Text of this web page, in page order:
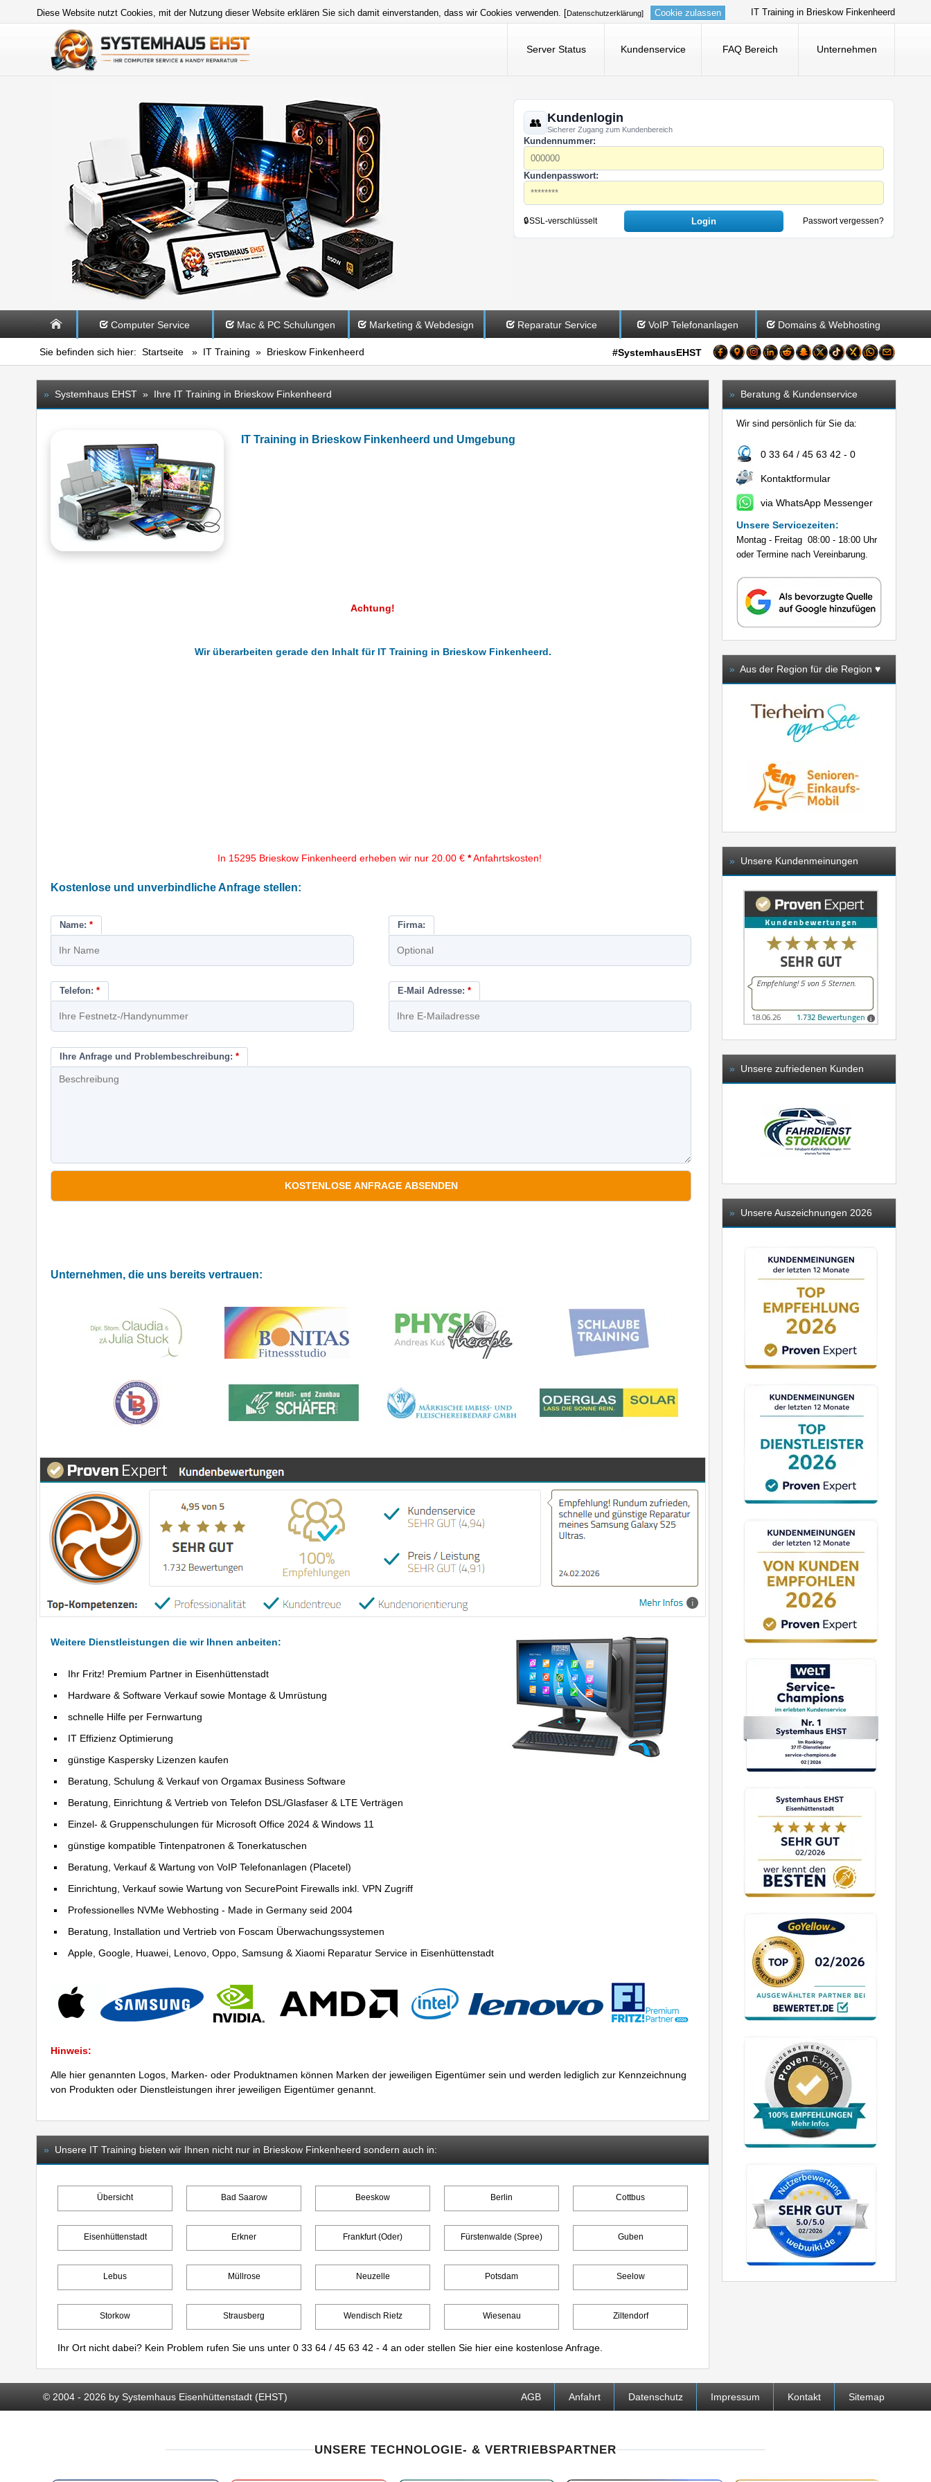
IT Training in Brieskow Finkenheerd
Diese Website nutzt Cookies, mit der Nutzung dieser Website erklären Sie sich damit einverstanden, dass wir Cookies verwenden. [ Datenschutzerklärung] Cookie zulassen
Server Status Kundenservice FAQ Bereich Unternehmen
Kundenlogin
Sicherer Zugang zum Kundenbereich
Kundennummer:
Kundenpasswort:
🔒SSL-verschlüsselt Passwort vergessen?
Computer Service Mac & PC Schulungen Marketing & Webdesign Reparatur Service VoIP Telefonanlagen Domains & Webhosting
Sie befinden sich hier: Startseite » IT Training » Brieskow Finkenheerd #SystemhausEHST
» Systemhaus EHST » Ihre IT Training in Brieskow Finkenheerd
IT Training in Brieskow Finkenheerd und Umgebung
Achtung!
Wir überarbeiten gerade den Inhalt für IT Training in Brieskow Finkenheerd.
In 15295 Brieskow Finkenheerd erheben wir nur 20.00 € *Anfahrtskosten!
Kostenlose und unverbindliche Anfrage stellen:
Name: * Firma:
Telefon: * E-Mail Adresse: *
Ihre Anfrage und Problembeschreibung: *
Unternehmen, die uns bereits vertrauen:
Weitere Dienstleistungen die wir Ihnen anbeiten:
Ihr Fritz! Premium Partner in Eisenhüttenstadt
Hardware & Software Verkauf sowie Montage & Umrüstung
schnelle Hilfe per Fernwartung
IT Effizienz Optimierung
günstige Kaspersky Lizenzen kaufen
Beratung, Schulung & Verkauf von Orgamax Business Software
Beratung, Einrichtung & Vertrieb von Telefon DSL/Glasfaser & LTE Verträgen
Einzel- & Gruppenschulungen für Microsoft Office 2024 & Windows 11
günstige kompatible Tintenpatronen & Tonerkatuschen
Beratung, Verkauf & Wartung von VoIP Telefonanlagen (Placetel)
Einrichtung, Verkauf sowie Wartung von SecurePoint Firewalls inkl. VPN Zugriff
Professionelles NVMe Webhosting - Made in Germany seid 2004
Beratung, Installation und Vertrieb von Foscam Überwachungssystemen
Apple, Google, Huawei, Lenovo, Oppo, Samsung & Xiaomi Reparatur Service in Eisenhüttenstadt
Hinweis:
Alle hier genannten Logos, Marken- oder Produktnamen können Marken der jeweiligen Eigentümer sein und werden lediglich zur Kennzeichnung
von Produkten oder Dienstleistungen ihrer jeweiligen Eigentümer genannt.
» Unsere IT Training bieten wir Ihnen nicht nur in Brieskow Finkenheerd sondern auch in:
Übersicht Bad Saarow Beeskow Berlin Cottbus
Eisenhüttenstadt Erkner Frankfurt (Oder) Fürstenwalde (Spree) Guben
Lebus Müllrose Neuzelle Potsdam Seelow
Storkow Strausberg Wendisch Rietz Wiesenau Ziltendorf
Ihr Ort nicht dabei? Kein Problem rufen Sie uns unter 0 33 64 / 45 63 42 - 4 an oder stellen Sie hier eine kostenlose Anfrage.
» Beratung & Kundenservice
Wir sind persönlich für Sie da:
0 33 64 / 45 63 42 - 0
Kontaktformular
via WhatsApp Messenger
Unsere Servicezeiten:
Montag - Freitag 08:00 - 18:00 Uhr
oder Termine nach Vereinbarung.
» Aus der Region für die Region ♥️
» Unsere Kundenmeinungen
» Unsere zufriedenen Kunden
» Unsere Auszeichnungen 2026
© 2004 - 2026 by Systemhaus Eisenhüttenstadt (EHST) AGB Anfahrt Datenschutz Impressum Kontakt Sitemap
UNSERE TECHNOLOGIE- & VERTRIEBSPARTNER